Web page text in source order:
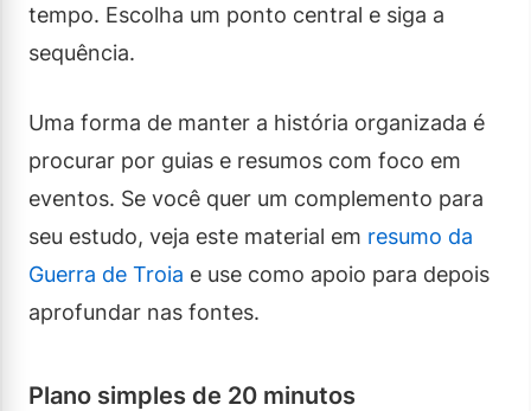
tempo. Escolha um ponto central e siga a
sequência.
Uma forma de manter a história organizada é
procurar por guias e resumos com foco em
eventos. Se você quer um complemento para
seu estudo, veja este material em resumo da
Guerra de Troia e use como apoio para depois
aprofundar nas fontes.
Plano simples de 20 minutos